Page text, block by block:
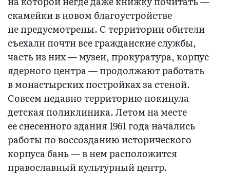
скамейки в новом благоустройстве
не предусмотрены. С территории обители
съехали почти все гражданские службы,
часть из них — музеи, прокуратура, корпус
ядерного центра — продолжают работать
в монастырских постройках за стеной.
Совсем недавно территорию покинула
детская поликлиника. Летом на месте
ее снесенного здания 1961 года начались
работы по воссозданию исторического
корпуса бань — в нем расположится
православный культурный центр.